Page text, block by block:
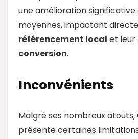
une amélioration significative
moyennes, impactant
référencement local et leur
conversion.
Inconvénients
Malgré ses nombreux atouts,
présente certaines